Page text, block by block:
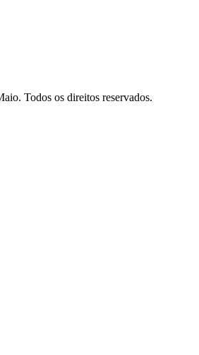
Todos os direitos reservados.